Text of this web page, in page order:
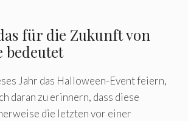
für die Zukunft von
bedeutet
Jahr das Halloween-Event feiern,
daran zu erinnern, dass diese
die letzten vor einer